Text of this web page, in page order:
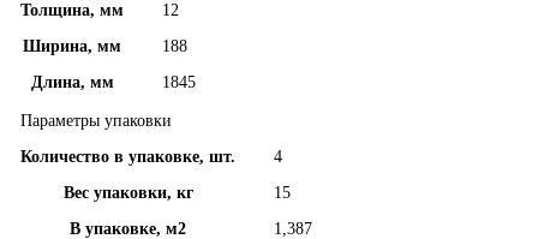
Толщина, мм
12
Ширина, мм
188
Длина, мм
1845
Параметры упаковки
Количество в упаковке, шт.
4
Вес упаковки, кг
15
В упаковке, м2
1,387